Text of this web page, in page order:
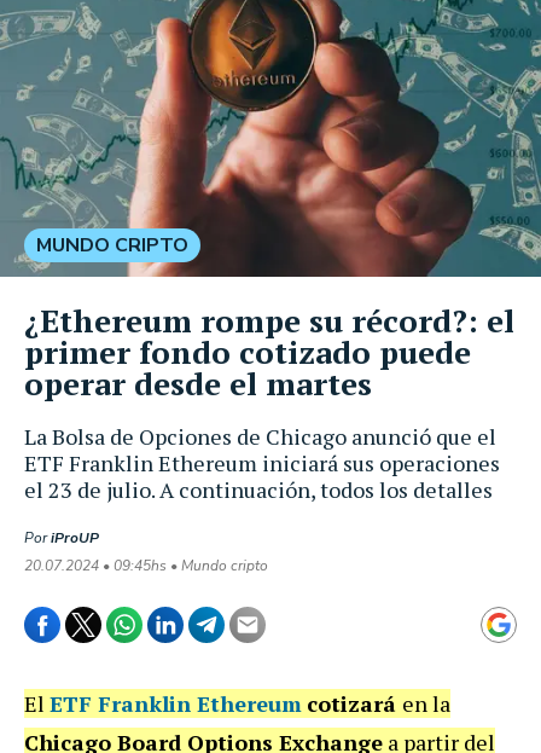
La Bolsa de Opciones de Chicago anunció que el
ETF Franklin Ethereum iniciará sus operaciones
el 23 de julio. A continuación, todos los detalles
PoriProUP
20.07.2024 • 09:45hs • Mundo cripto
MUNDO CRIPTO
¿Ethereum rompe su récord?: el
primer fondo cotizado puede
operar desde el martes
El ETF Franklin Ethereum cotizará en la
Chicago Board Options Exchange a partir del